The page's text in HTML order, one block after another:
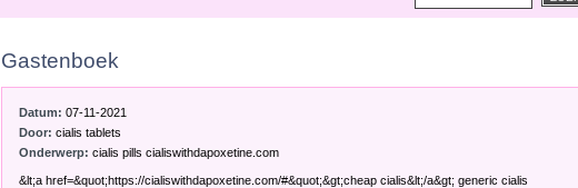
Gastenboek
Datum: 07-11-2021
Door: cialis tablets
Onderwerp: cialis pills cialiswithdapoxetine.com
&lt;a href=&quot;https://cialiswithdapoxetine.com/#&quot;&gt;cheap cialis&lt;/a&gt; generic cialis